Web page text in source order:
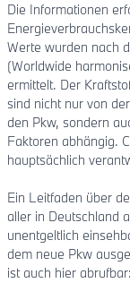
Die Informationen
Werte wurden nach
(Worldwide
ermittelt. Der
sind nicht nur von
den Pkw, sondern
Faktoren abhängig.
hauptsächlich
Ein Leitfaden über
aller in Deutschland
unentgeltlich
dem neue Pkw
ist auch hier abrufbar: